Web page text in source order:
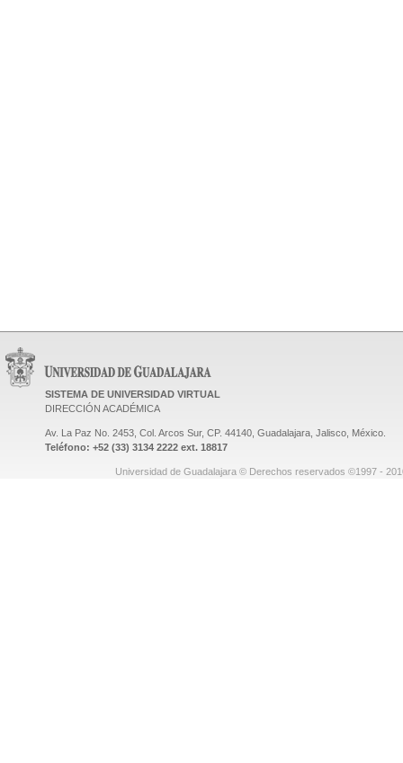
SISTEMA DE UNIVERSIDAD VIRTUAL
DIRECCIÓN ACADÉMICA
Av. La Paz No. 2453, Col. Arcos Sur, CP. 44140, Guadalajara, Jalisco, México.
Teléfono: +52 (33) 3134 2222 ext. 18817
Universidad de Guadalajara © Derechos reservados ©1997 -